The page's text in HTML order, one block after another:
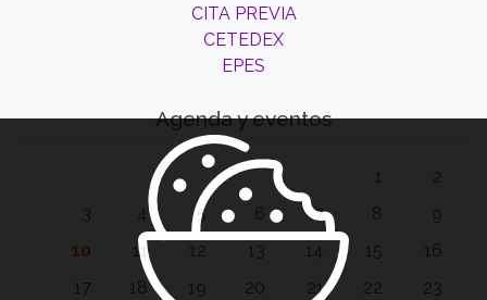
CITA PREVIA
CETEDEX
EPES
Agenda y eventos
1
2
3
4 5 6 7 8
9
10
11 12 13 14 15
16
17
18 19 20 21 22
23